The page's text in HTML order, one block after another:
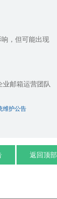
，但可能出现
业邮箱运营团队
维护公告
返回顶部